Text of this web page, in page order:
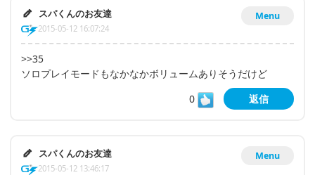
Menu
スパくんのお友達
2015-05-12 16:07:24
>>35
ソロプレイモードもなかなかボリュームありそうだけど
0
返信
Menu
スパくんのお友達
2015-05-12 13:46:17